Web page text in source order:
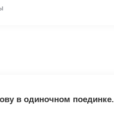
в одиночном поединке.